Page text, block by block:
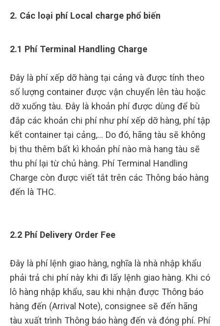
2. Các loại phí Local charge phổ biến
2.1 Phí Terminal Handling Charge
Đây là phí xếp dỡ hàng tại cảng và được tính theo
số lượng container được vận chuyển lên tàu hoặc
dỡ xuống tàu. Đây là khoản phí được dùng để bù
đắp các khoản chi phí như phí xếp dỡ hàng, phí tập
kết container tại cảng,… Do đó, hãng tàu sẽ không
bị thu thêm bất kì khoản phí nào mà hang tàu sẽ
thu phí lại từ chủ hàng. Phí Terminal Handling
Charge còn được viết tắt trên các Thông báo hàng
đến là THC.
2.2 Phí Delivery Order Fee
Đây là phí lệnh giao hàng, nghĩa là nhà nhập khẩu
phải trả chi phí này khi đi lấy lệnh giao hàng. Khi có
lô hàng nhập khẩu, sau khi nhận được Thông báo
hàng đến (Arrival Note), consignee sẽ đến hãng
tàu xuất trình Thông báo hàng đến và đóng phí. Phí